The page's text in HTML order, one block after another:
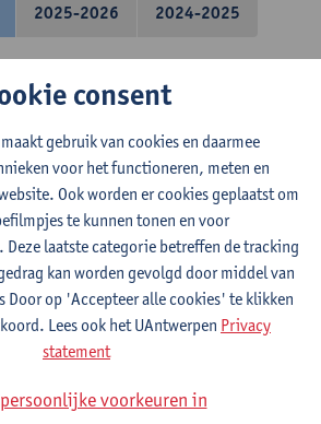
2025-2026 2024-2025
ingenieurswetenschappen
ingenieurswetenschappen
ingenieurswetenschappen
consent
gebruik van cookies en daarmee
voor het functioneren, meten en
Ook worden er cookies geplaatst om
te kunnen tonen en voor
laatste categorie betreffen de tracking
kan worden gevolgd door middel van
Door op 'Accepteer alle cookies' te klikken
Lees ook het UAntwerpen Privacy
statement
voorkeuren in